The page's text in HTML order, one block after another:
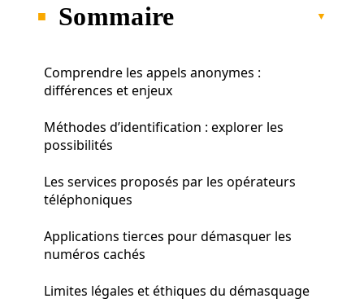
Sommaire
Comprendre les appels anonymes :
différences et enjeux
Méthodes d’identification : explorer les
possibilités
Les services proposés par les opérateurs
téléphoniques
Applications tierces pour démasquer les
numéros cachés
Limites légales et éthiques du démasquage